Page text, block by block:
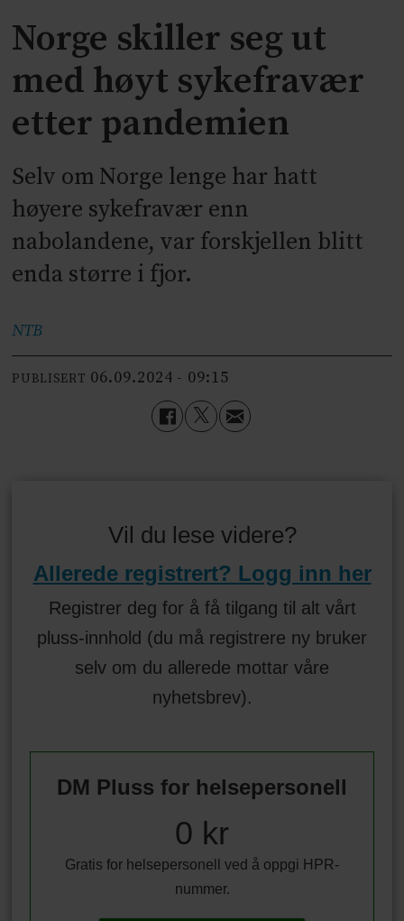
Norge skiller seg ut
med høyt sykefravær
etter pandemien
Selv om Norge lenge har hatt
høyere sykefravær enn
nabolandene, var forskjellen blitt
enda større i fjor.
NTB
PUBLISERT 06.09.2024 - 09:15
Vil du lese videre?
Allerede registrert? Logg inn her
Registrer deg for å få tilgang til alt vårt
pluss-innhold (du må registrere ny bruker
selv om du allerede mottar våre
nyhetsbrev).
DM Pluss for helsepersonell
0 kr
Gratis for helsepersonell ved å oppgi HPR-
nummer.